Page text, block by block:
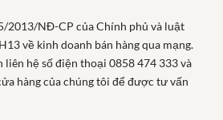
2013/NĐ-CP của Chính phủ và luật
về kinh doanh bán hàng qua mạng.
liên hệ số điện thoại 0858 474 333 và
hàng của chúng tôi để được tư vấn